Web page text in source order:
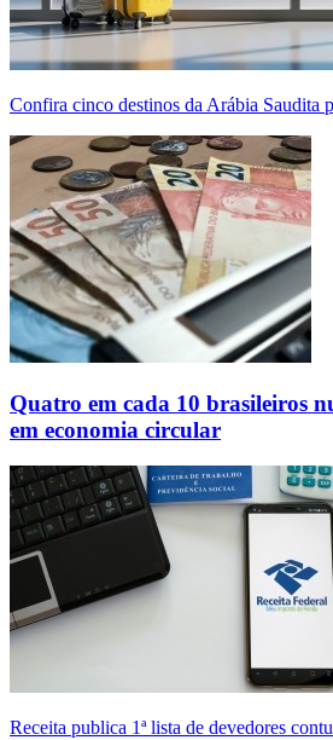
Confira cinco destinos da Arábia Saudita
Quatro em cada 10 brasileiros
em economia circular
Receita publica 1ª lista de devedores